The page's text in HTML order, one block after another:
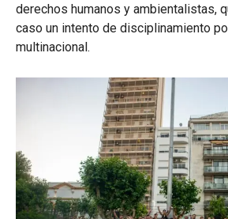
derechos humanos y ambientalistas,
caso un intento de disciplinamiento
multinacional.